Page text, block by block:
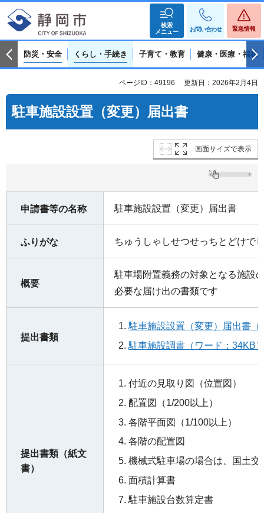
検索
メニュー
お問い合わせ 緊急情報
防災・安全 くらし・手続き 子育て・教育 健康・医療・福祉
ページID：49196 更新日：2026年2月4日
駐車施設設置（変更）届出書
画面サイズで表示
申請書等の名称 駐車施設設置（変更）届出書
ふりがな ちゅうしゃしせつせっちとどけで
概要
駐車場附置義務の対象となる施設
必要な届け出の書類です
提出書類
駐車施設設置（変更）届出書（
駐車施設調書（ワード：34KB
提出書類（紙文
書）
付近の見取り図（位置図）
配置図（1/200以上）
各階平面図（1/100以上）
各階の配置図
機械式駐車場の場合は、国土
面積計算書
駐車施設台数算定書